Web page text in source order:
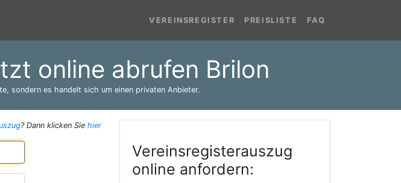
VEREINSREGISTER PREISLISTE FAQ
online abrufen Brilon
sondern es handelt sich um einen privaten Anbieter.
? Dann klicken Sie hier
Vereinsregisterauszug
online anfordern: